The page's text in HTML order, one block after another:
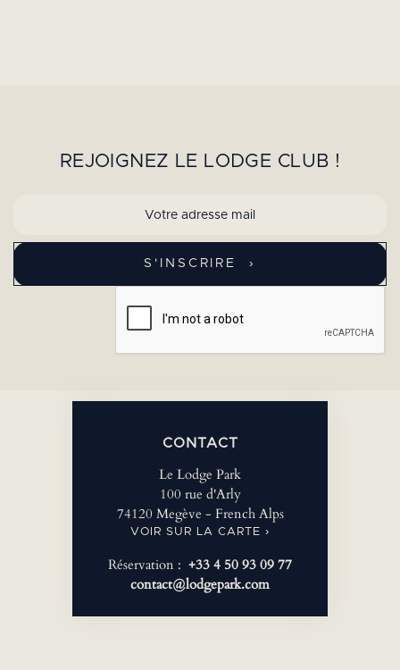
REJOIGNEZ LE LODGE CLUB !
CONTACT
Le Lodge Park
100 rue d'Arly
74120 Megève - French Alps
VOIR SUR LA CARTE ›
Réservation : +33 4 50 93 09 77
contact@lodgepark.com